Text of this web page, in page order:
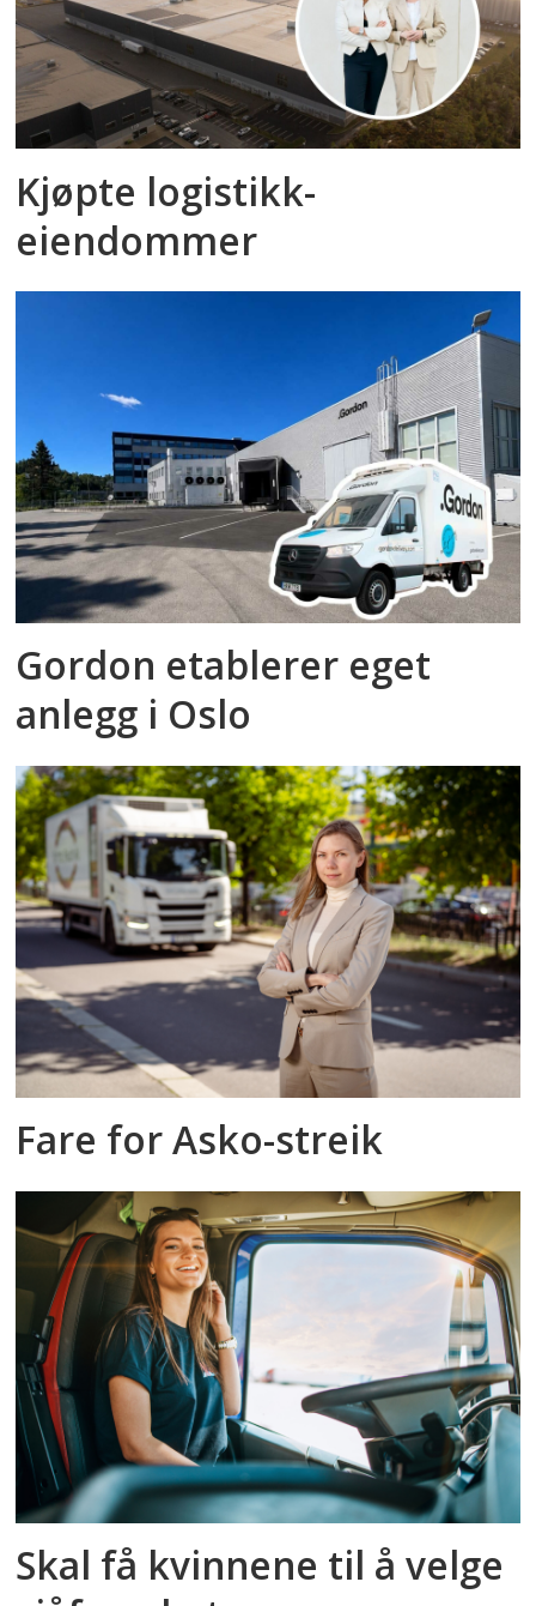
Kjøpte logistikk­
eiendommer
Gordon etablerer eget
anlegg i Oslo
Fare for Asko-streik
Skal få kvinnene til å velge